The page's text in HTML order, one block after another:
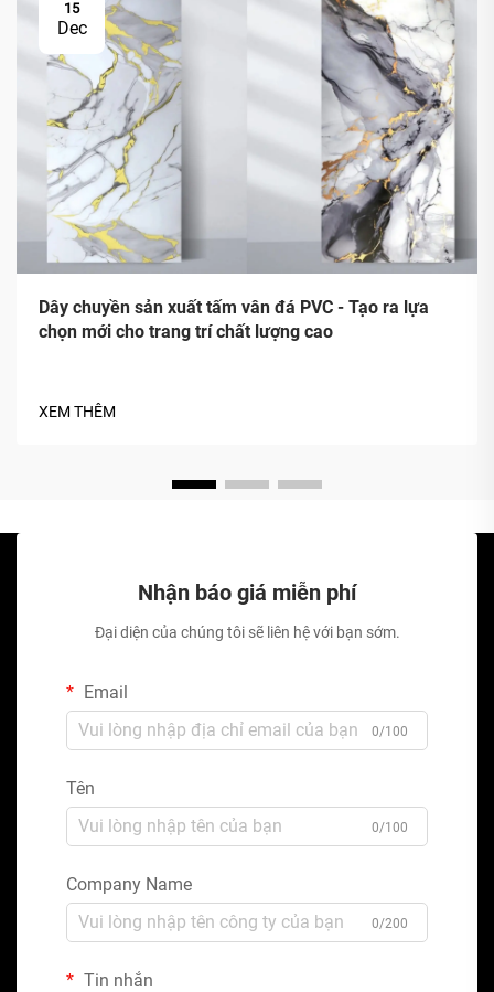
15
Dec
Dây chuyền sản xuất tấm vân đá PVC - Tạo ra lựa
chọn mới cho trang trí chất lượng cao
XEM THÊM
Nhận báo giá miễn phí
Đại diện của chúng tôi sẽ liên hệ với bạn sớm.
Email
0/100
Tên
0/100
Company Name
0/200
Tin nhắn